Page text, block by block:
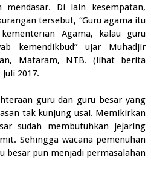
Di lain kesempatan,
tersebut, “Guru agama itu
Agama, kalau guru
kemendikbud” ujar Muhadjir
Mataram, NTB. (lihat berita
2017.
guru dan guru besar yang
tak kunjung usai. Memikirkan
sudah membutuhkan jejaring
Sehingga wacana pemenuhan
besar pun menjadi permasalahan